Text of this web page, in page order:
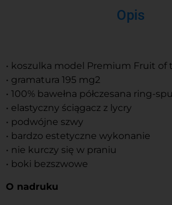
Opis
• koszulka model Premium Fruit of
• gramatura 195 mg2
• 100% bawełna półczesana ring-
• elastyczny ściągacz z lycry
• podwójne szwy
• bardzo estetyczne wykonanie
• nie kurczy się w praniu
• boki bezszwowe
O nadruku